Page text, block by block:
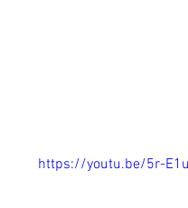
https://youtu.be/5r-